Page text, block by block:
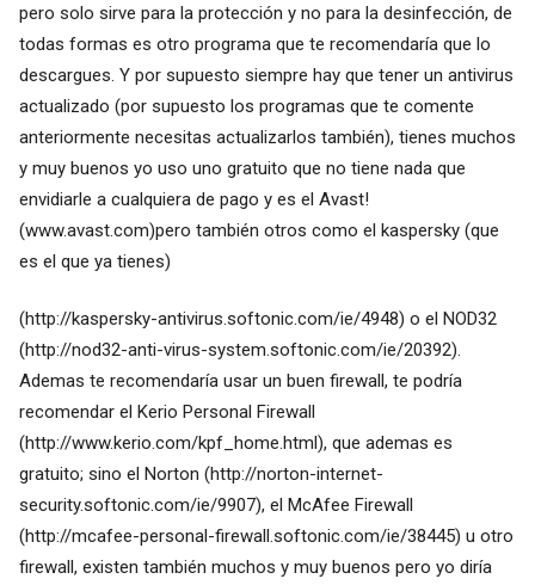
pero solo sirve para la protección y no para la desinfección, de
todas formas es otro programa que te recomendaría que lo
descargues. Y por supuesto siempre hay que tener un antivirus
actualizado (por supuesto los programas que te comente
anteriormente necesitas actualizarlos también), tienes muchos
y muy buenos yo uso uno gratuito que no tiene nada que
envidiarle a cualquiera de pago y es el Avast!
(www.avast.com)pero también otros como el kaspersky (que
es el que ya tienes)
(http://kaspersky-antivirus.softonic.com/ie/4948) o el NOD32
(http://nod32-anti-virus-system.softonic.com/ie/20392).
Ademas te recomendaría usar un buen firewall, te podría
recomendar el Kerio Personal Firewall
(http://www.kerio.com/kpf_home.html), que ademas es
gratuito; sino el Norton (http://norton-internet-
security.softonic.com/ie/9907), el McAfee Firewall
(http://mcafee-personal-firewall.softonic.com/ie/38445) u otro
firewall, existen también muchos y muy buenos pero yo diría